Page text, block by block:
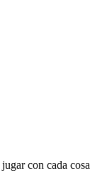
con cada cosa